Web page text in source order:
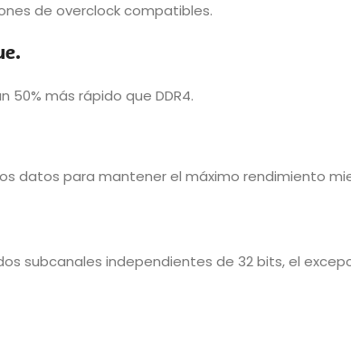
de overclock compatibles.
50% más rápido que DDR4.
datos para mantener el máximo rendimiento
subcanales independientes de 32 bits, el